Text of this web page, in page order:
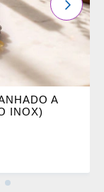
A
INOX)